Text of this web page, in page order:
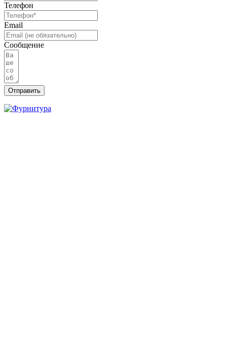
Телефон
Email
Сообщение
Отправить